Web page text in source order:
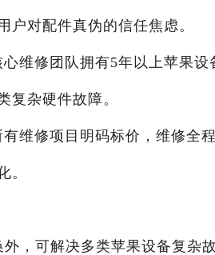
户对配件真伪的信任焦虑。
修团队拥有5年以上苹果设
复杂硬件故障。
修项目明码标价，维修全程
。
，可解决多类苹果设备复杂